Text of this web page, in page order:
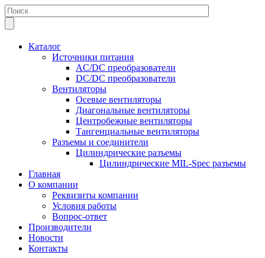
Каталог
Источники питания
AC/DC преобразователи
DC/DC преобразователи
Вентиляторы
Осевые вентиляторы
Диагональные вентиляторы
Центробежные вентиляторы
Тангенциальные вентиляторы
Разъемы и соединители
Цилиндрические разъемы
Цилиндрические MIL-Spec разъемы
Главная
О компании
Реквизиты компании
Условия работы
Вопрос-ответ
Производители
Новости
Контакты